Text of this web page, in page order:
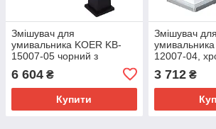
Змішувач для
умивальника KOER KB-
15007-05 чорний з
гнучкий підвід. (KR3449)
6 604 ₴
Купити
Змішувач для
12007-04,
гнучким
гарантії
3 712₴